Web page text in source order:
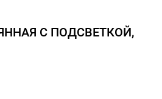
С ПОДСВЕТКОЙ,